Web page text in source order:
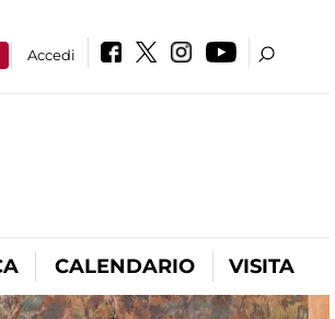
Accedi
CALENDARIO VISITA